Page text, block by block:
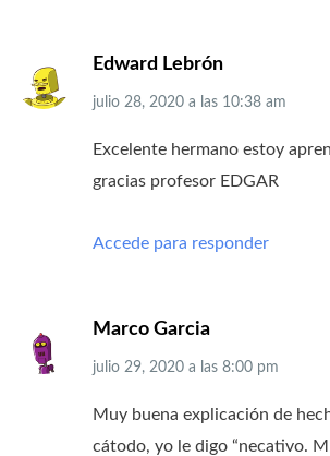
Edward Lebrón
julio 28, 2020 a las 10:38 am
Excelente hermano estoy
gracias profesor EDGAR
Accede para responder
Marco Garcia
julio 29, 2020 a las 8:00 pm
Muy buena explicación de
cátodo, yo le digo “necativo.